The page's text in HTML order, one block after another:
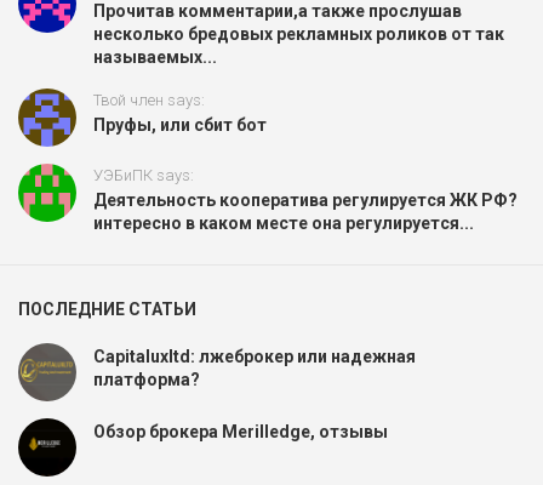
Прочитав комментарии,а также прослушав
несколько бредовых рекламных роликов от так
называемых...
Твой член says:
Пруфы, или сбит бот
УЭБиПК says:
Деятельность кооператива регулируется ЖК РФ?
интересно в каком месте она регулируется...
ПОСЛЕДНИЕ СТАТЬИ
Capitaluxltd: лжеброкер или надежная
платформа?
Обзор брокера Merilledge, отзывы